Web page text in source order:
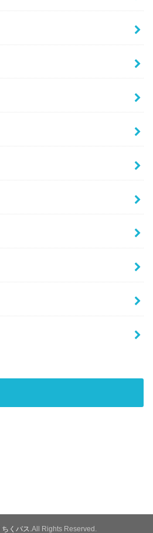
ちくバス .All Rights Reserved.